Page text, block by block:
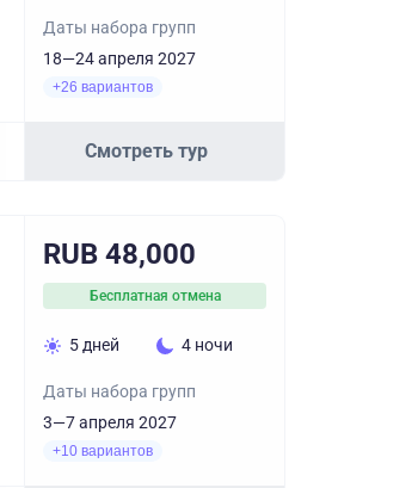
Даты набора групп
18—24 апреля 2027
+26 вариантов
Смотреть тур
RUB 48,000
Бесплатная отмена
5 дней 4 ночи
Даты набора групп
3—7 апреля 2027
+10 вариантов